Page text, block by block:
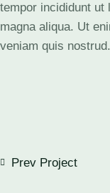
tempor incididunt ut
magna aliqua. Ut
veniam quis nostrud.
Prev Project